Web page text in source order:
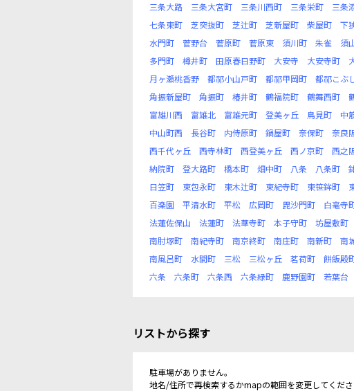
三条大路
三条大宮町 三条川西町 三条栄町 三条
七条東町
芝突抜町 芝辻町 芝新屋町 柴屋町 下
水門町
菅野台 菅原町 菅原東 須川町 朱雀 須
多門町
樽井町 田原春日野町 大安寺 大安寺町
月ヶ瀬桃香野
都祁小山戸町 都祁甲岡町 都祁こぶ
角振新屋町
角振町 椿井町 鶴福院町 鶴舞西町
富雄川西
富雄北 富雄元町 登美ヶ丘 鳥見町 中
中山町西
長谷町 内侍原町 鍋屋町 奈保町 奈良
西千代ヶ丘
西寺林町 西登美ヶ丘 西ノ京町 西之
納院町
登大路町 橋本町 畑中町 八条 八条町
日笠町
東包永町 東木辻町 東紀寺町 東笹鉾町
百楽園
平清水町 平松 広岡町 毘沙門町 白毫寺
法蓮佐保山
法蓮町 法華寺町 本子守町 坊屋敷町
南肘塚町
南紀寺町 南京終町 南庄町 南新町 南
南風呂町
水間町 三松 三松ヶ丘 茗荷町 餅飯殿
六条
六条町 六条西 六条緑町 鹿野園町 若葉台
リストから探す
駐車場がありません。
地名/住所で再検索するかmapの範囲を変更してくださ